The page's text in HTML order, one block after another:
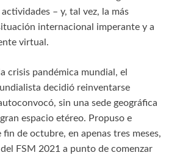
– y, tal vez, la más
internacional imperante y a
virtual.
crisis pandémica mundial, el
decidió reinventarse
sin una sede geográfica
espacio etéreo. Propuso e
de octubre, en apenas tres meses,
FSM 2021 a punto de comenzar